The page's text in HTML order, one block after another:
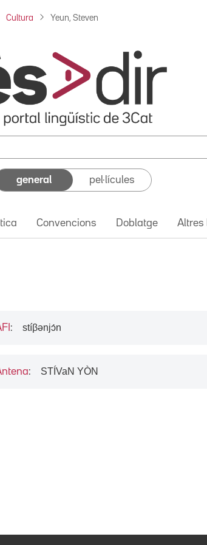
Cultura Yeun, Steven
general pel·lícules
Convencions Doblatge Altres
: stíβənjɔ́n
: STÍVaN YÒN